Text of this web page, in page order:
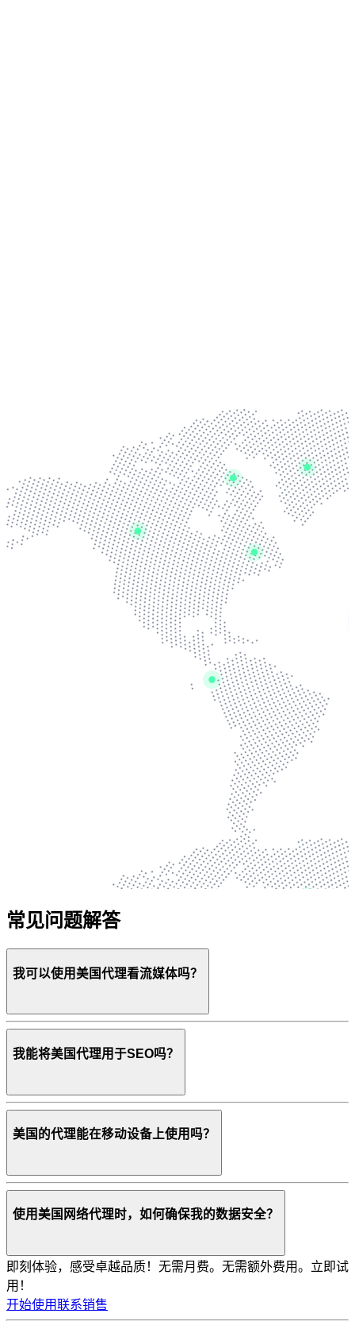
常见问题解答
我可以使用美国代理看流媒体吗？
我能将美国代理用于SEO吗？
美国的代理能在移动设备上使用吗？
使用美国网络代理时，如何确保我的数据安全？
即刻体验，感受卓越品质！ 无需月费。无需额外费用。立即试
用！
开始使用联系销售